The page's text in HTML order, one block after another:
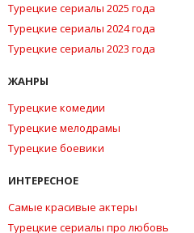
Турецкие сериалы 2025 года
Турецкие сериалы 2024 года
Турецкие сериалы 2023 года
ЖАНРЫ
Турецкие комедии
Турецкие мелодрамы
Турецкие боевики
ИНТЕРЕСНОЕ
Самые красивые актеры
Турецкие сериалы про любовь